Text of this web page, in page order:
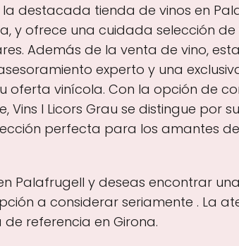
la destacada tienda de vinos en
y ofrece una cuidada selección
Además de la venta de vino,
experto y una
oferta vinícola. Con la opción de
Vins I Licors Grau se distingue
perfecta para los amantes
Palafrugell y deseas encontrar
a considerar seriamente . La
referencia en Girona.